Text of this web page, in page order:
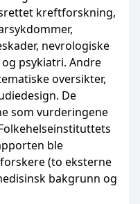
kreftforskning,
nevrologiske
psykiatri. Andre
oversikter,
De
som vurderingene
ble
(to eksterne
bakgrunn og